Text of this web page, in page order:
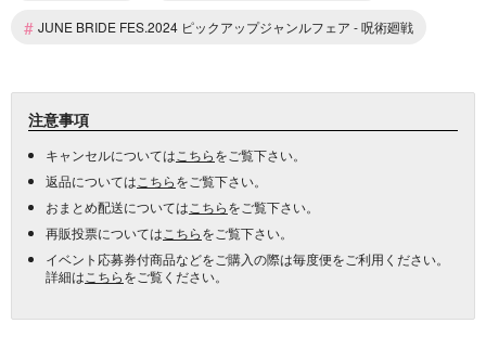
# JUNE BRIDE FES.2024 ピックアップジャンルフェア - 呪術廻戦
注意事項
キャンセルについては こちらをご覧下さい。
返品については こちらをご覧下さい。
おまとめ配送については こちらをご覧下さい。
再販投票については こちらをご覧下さい。
イベント応募券付商品などをご購入の際は毎度便をご利用ください。
詳細は こちらをご覧ください。